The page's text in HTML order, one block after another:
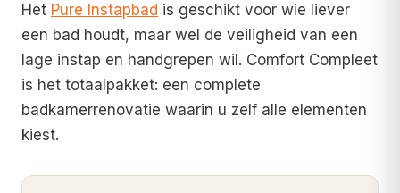
Het Pure Instapbad is geschikt voor wie liever
een bad houdt, maar wel de veiligheid van een
lage instap en handgrepen wil. Comfort Compleet
is het totaalpakket: een complete
badkamerrenovatie waarin u zelf alle elementen
kiest.